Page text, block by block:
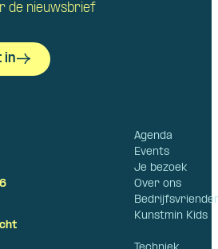
de nieuwsbrief
in
Agenda
Events
Je bezoek
Over ons
Kunstmin Kids